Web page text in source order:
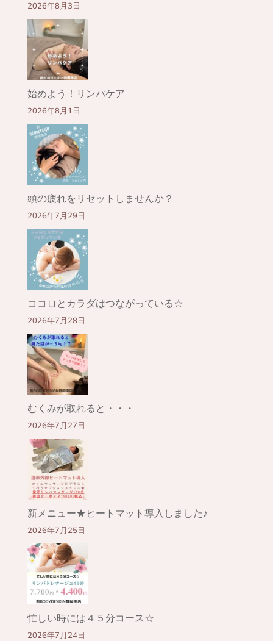
2026年8月3日
始めよう！リンパケア
2026年8月1日
頭の疲れをリセットしませんか？
2026年7月29日
ココロとカラダはつながっている☆
2026年7月28日
むくみが取れると・・・
2026年7月27日
新メニュー★ヒートマット導入しました♪
2026年7月25日
忙しい時には４５分コース☆
2026年7月24日